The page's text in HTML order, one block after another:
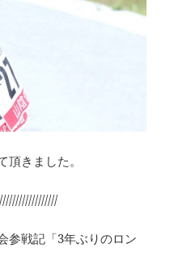
きました。
参戦記「3年ぶりのロン